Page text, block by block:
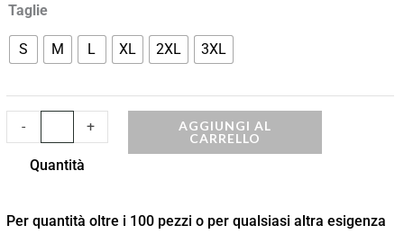
Taglie
S M L XL 2XL 3XL
- +
AGGIUNGI AL
CARRELLO
Quantità
Per quantità oltre i 100 pezzi o per qualsiasi altra esigenza